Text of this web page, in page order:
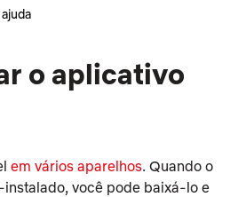
o aplicativo
em vários aparelhos. Quando o
você pode baixá-lo e